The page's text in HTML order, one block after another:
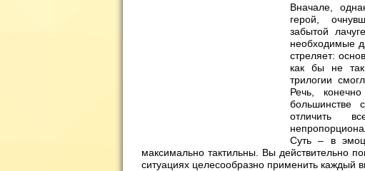
Вначале,
герой,
забытой
необходимые
стреляет:
как бы не
трилогии
Речь,
большинстве
отличить
Суть – в
максимально тактильны. Вы действительно
ситуациях целесообразно применить каждый